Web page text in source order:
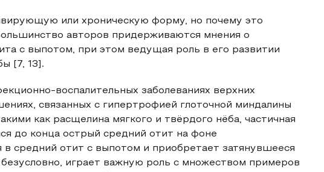
или хроническую форму, но почему это
авторов придерживаются мнения о
с выпотом, при этом ведущая роль в его развитии
[7, 13].
воспалительных заболеваниях верхних
связанных с гипертрофией глоточной миндалины
как расщелина мягкого и твёрдого нёба, частичная
до конца острый средний отит на фоне
средний отит с выпотом и приобретает затянувшееся
играет важную роль с множеством примеров